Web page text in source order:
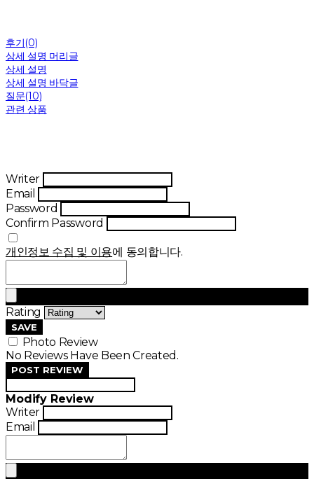
후기(0)
상세 설명 머리글
상세 설명
상세 설명 바닥글
질문(10)
관련 상품
Writer
Email
Password
Confirm Password
개인정보 수집 및 이용에 동의합니다.
Rating
SAVE
Photo Review
No Reviews Have Been Created.
POST REVIEW
Modify Review
Writer
Email